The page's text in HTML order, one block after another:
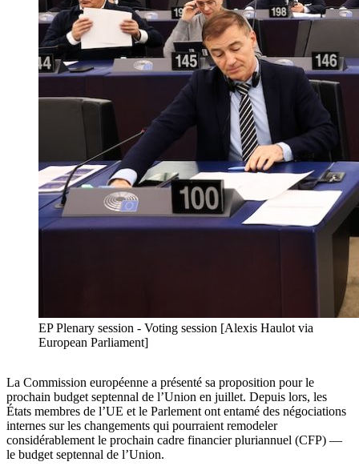
EP Plenary session - Voting session [Alexis Haulot via
European Parliament]
La Commission européenne a présenté sa proposition pour le
prochain budget septennal de l’Union en juillet. Depuis lors, les
États membres de l’UE et le Parlement ont entamé des négociations
internes sur les changements qui pourraient remodeler
considérablement le prochain cadre financier pluriannuel (CFP) —
le budget septennal de l’Union.